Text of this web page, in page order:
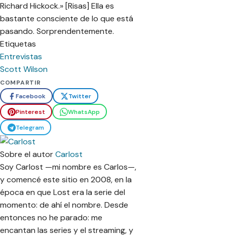
Richard Hickock.» [Risas] Ella es
bastante consciente de lo que está
pasando. Sorprendentemente.
Etiquetas
Entrevistas
Scott Wilson
COMPARTIR
Facebook
Twitter
Pinterest
WhatsApp
Telegram
Sobre el autorCarlost
Soy Carlost —mi nombre es Carlos—,
y comencé este sitio en 2008, en la
época en que Lost era la serie del
momento: de ahí el nombre. Desde
entonces no he parado: me
encantan las series y el streaming, y